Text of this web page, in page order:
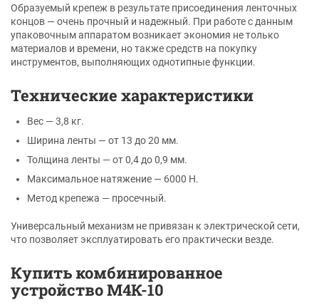
Образуемый крепеж в результате присоединения ленточных
концов — очень прочный и надежный. При работе с данным
упаковочным аппаратом возникает экономия не только
материалов и времени, но также средств на покупку
инструментов, выполняющих однотипные функции.
Технические характеристики
Вес — 3,8 кг.
Ширина ленты — от 13 до 20 мм.
Толщина ленты — от 0,4 до 0,9 мм.
Максимальное натяжение — 6000 Н.
Метод крепежа — просечный.
Универсальный механизм не привязан к электрической сети,
что позволяет эксплуатировать его практически везде.
Купить комбинированное
устройство М4К-10